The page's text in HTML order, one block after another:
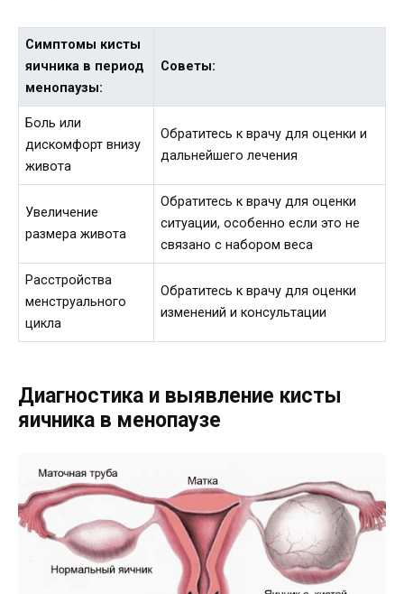
Симптомы кисты
яичника в период
менопаузы:
Советы:
Боль или
дискомфорт внизу
живота
Обратитесь к врачу для оценки и
дальнейшего лечения
Увеличение
размера живота
Обратитесь к врачу для оценки
ситуации, особенно если это не
связано с набором веса
Расстройства
менструального
цикла
Обратитесь к врачу для оценки
изменений и консультации
Диагностика и выявление кисты
яичника в менопаузе